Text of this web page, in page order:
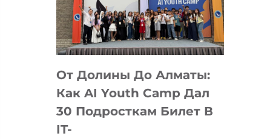
От Долины До Алматы:
Как AI Youth Camp Дал
30 Подросткам Билет В
IT-